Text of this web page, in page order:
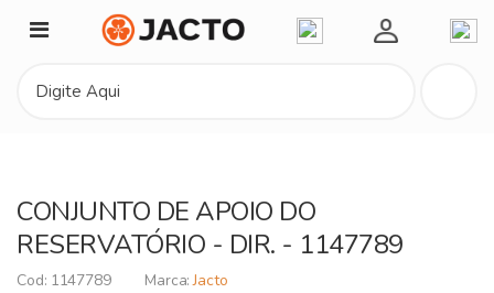
Minha Conta
CONJUNTO DE APOIO DO
RESERVATÓRIO - DIR. - 1147789
1147789 Jacto